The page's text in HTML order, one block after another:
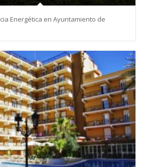
Energética en Ayuntamiento de